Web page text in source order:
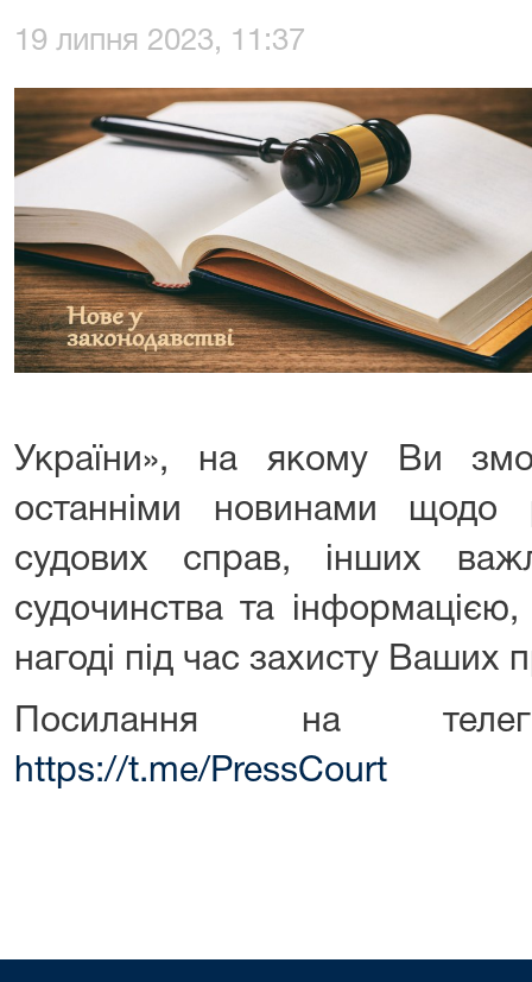
19 липня 2023, 11:37
України», на якому Ви
останніми новинами щодо
судових справ, інших
судочинства та
нагоді під час захисту Ваших
Посилання на
https://t.me/PressCourt